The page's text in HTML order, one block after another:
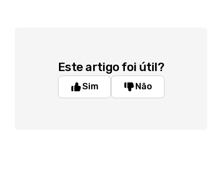
Este artigo foi útil?
Sim Não